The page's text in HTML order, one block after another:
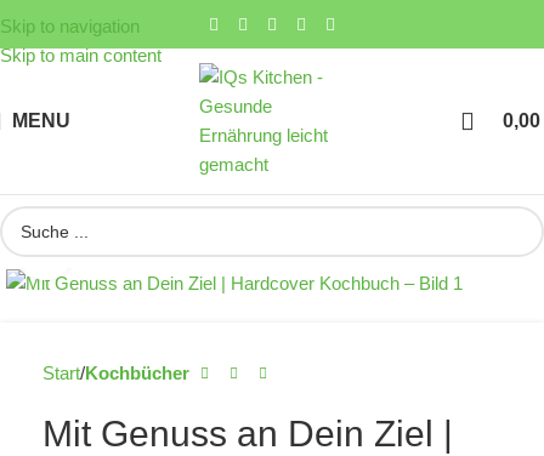
Skip to navigation
Skip to main content
MENU 0,00
Click to enlarge
Start Kochbücher
Mit Genuss an Dein Ziel |